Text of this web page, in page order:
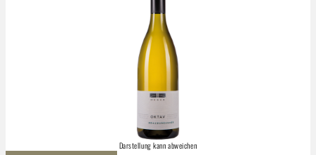
Darstellung kann abweichen